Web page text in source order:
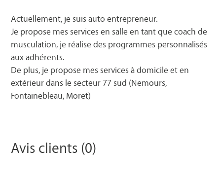
Actuellement, je suis auto entrepreneur.
Je propose mes services en salle en tant que coach de
musculation, je réalise des programmes personnalisés
aux adhérents.
De plus, je propose mes services à domicile et en
extérieur dans le secteur 77 sud (Nemours,
Fontainebleau, Moret)
Avis clients (0)